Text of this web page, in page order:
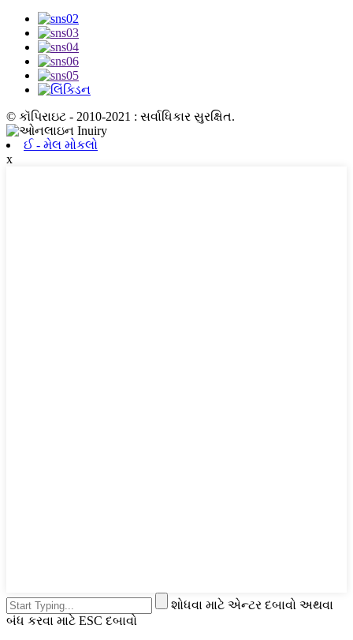
© કૉપિરાઇટ - 2010-2021 : સર્વાધિકાર સુરક્ષિત.
ઈ - મેલ મોકલો
x
શોધવા માટે એન્ટર દબાવો અથવા
બંધ કરવા માટે ESC દબાવો